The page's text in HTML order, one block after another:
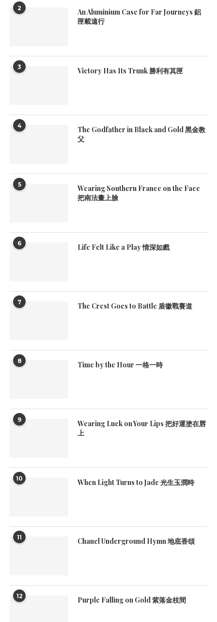
2
An Aluminium Case for Far Journeys 鋁
匣載遠行
3 Victory Has Its Trunk 勝利有其匣
4
The Godfather in Black and Gold 黑金教
父
5
Wearing Southern France on the Face
把南法畫上臉
6 Life Felt Like a Play 情深如戲
7 The Crest Goes to Battle 盾徽戰賽道
8 Time by the Hour 一格一時
9
Wearing Luck on Your Lips 把好運塗在唇
上
10 When Light Turns to Jade 光生玉潤時
11 Chanel Underground Hymn 地底香頌
12 Purple Falling on Gold 紫落金枝間